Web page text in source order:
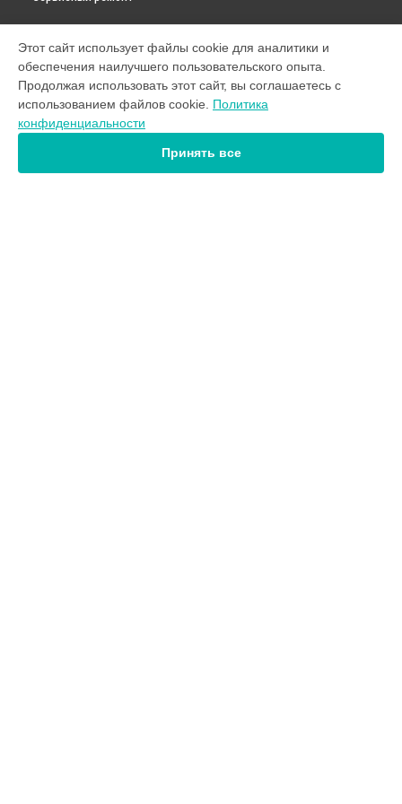
Стиральная машина
Телевизор
Холодильник
Кондиционер
Этот сайт использует файлы cookie для аналитики и
обеспечения наилучшего пользовательского опыта.
Продолжая использовать этот сайт, вы соглашаетесь с
использованием файлов cookie. Политика
конфиденциальности
Принять все